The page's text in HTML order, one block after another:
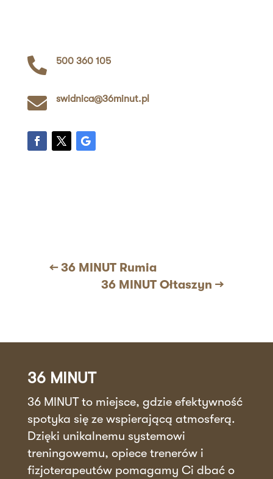
 500 360 105
 swidnica@36minut.pl
←36 MINUT Rumia
36 MINUT Ołtaszyn →
36 MINUT
36 MINUT to miejsce, gdzie efektywność
spotyka się ze wspierającą atmosferą.
Dzięki unikalnemu systemowi
treningowemu, opiece trenerów i
fizjoterapeutów pomagamy Ci dbać o